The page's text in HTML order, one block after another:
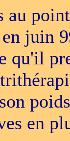
au
juin
qu'il
en